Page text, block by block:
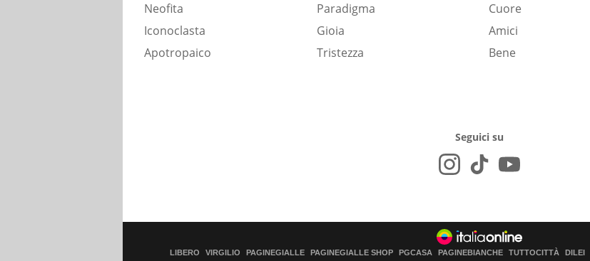
Neofita
Iconoclasta
Apotropaico
Paradigma
Gioia
Tristezza
Cuore
Amici
Bene
Seguici su
LIBERO VIRGILIO PAGINEGIALLE PAGINEGIALLE SHOP PGCASA PAGINEBIANCHE TUTTOCITTÀ DILEI